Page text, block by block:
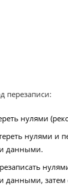
перезаписи:
нулями
нулями и
данными.
затем